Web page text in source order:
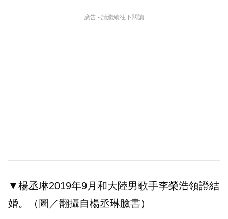
廣告 - 請繼續往下閱讀
▼楊丞琳2019年9月和大陸男歌手李榮浩領證結
婚。（圖／翻攝自楊丞琳臉書）